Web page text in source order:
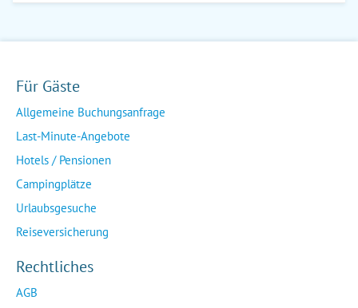
Für Gäste
Allgemeine Buchungsanfrage
Last-Minute-Angebote
Hotels / Pensionen
Campingplätze
Urlaubsgesuche
Reiseversicherung
Rechtliches
AGB